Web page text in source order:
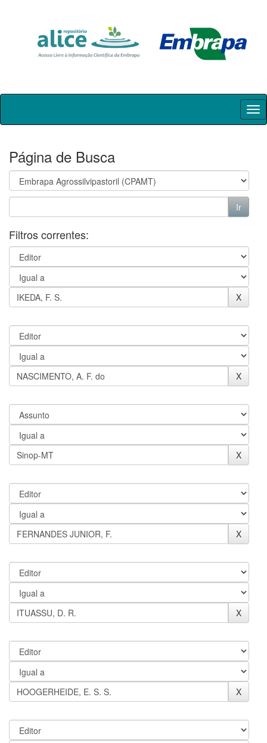
Skip
Página de Busca
Filtros correntes: